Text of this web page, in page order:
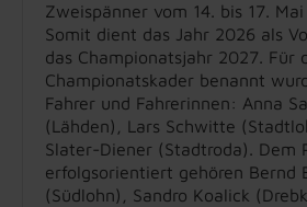
Zweispänner vom 14. bis 17.
Somit dient das Jahr 2026 als
das Championatsjahr 2027. Für
Championatskader benannt
Fahrer und Fahrerinnen: Anna
(Lähden), Lars Schwitte
Slater-Diener (Stadtroda). Dem
erfolgsorientiert gehören Bernd
(Südlohn), Sandro Koalick